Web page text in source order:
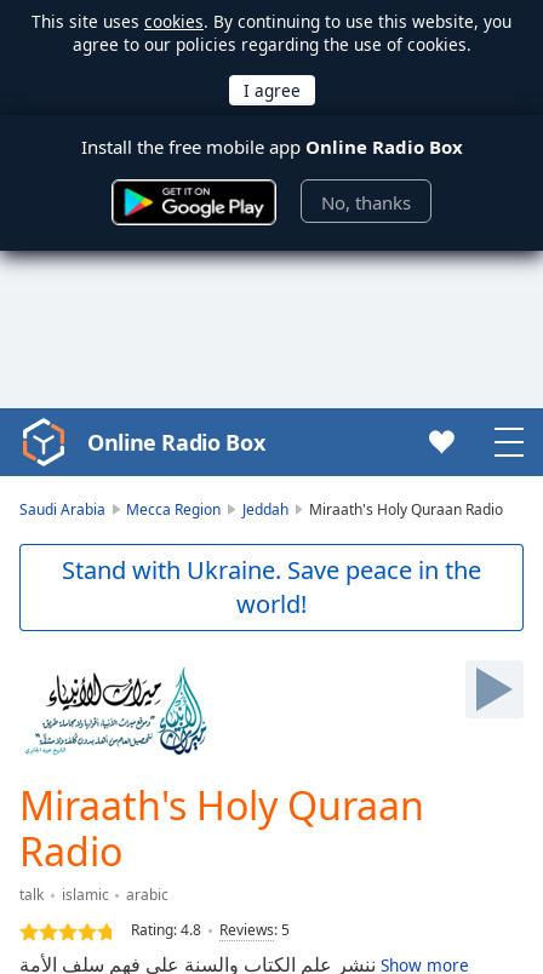
This site uses cookies. By continuing to use this website, you
agree to our policies regarding the use of cookies.
Install the free mobile app Online Radio Box
No, thanks
Video
Player
Skip
Forward
Mute
Current
Duration -:-
Loaded:
0.00%
TypeLIVE
Seek to
Online Radio Box
Saudi Arabia Mecca Region Jeddah Miraath's Holy Quraan Radio
Stand with Ukraine. Save peace in the
world!
Miraath's Holy Quraan
Radio
talk islamic
arabic
Rating:4.8 Reviews:5
Show more